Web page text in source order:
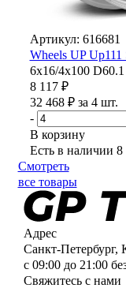
Артикул: 616681
Wheels UP Up111
6x16/4x100 D60.1
8 117 ₽
32 468 ₽ за 4 шт.
-
В корзину
Есть в наличии 8
Смотреть
все товары
Адрес
Санкт-Петербург,
с 09:00 до 21:00
Свяжитесь с нами